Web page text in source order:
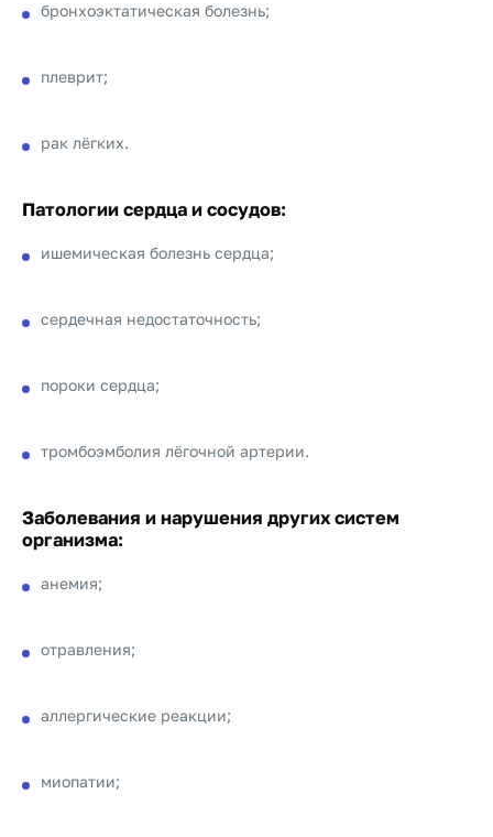
бронхоэктатическая болезнь;
плеврит;
рак лёгких.
Патологии сердца и сосудов:
ишемическая болезнь сердца;
сердечная недостаточность;
пороки сердца;
тромбоэмболия лёгочной артерии.
Заболевания и нарушения других систем
организма:
анемия;
отравления;
аллергические реакции;
миопатии;